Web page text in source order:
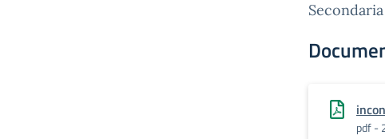
pdf -